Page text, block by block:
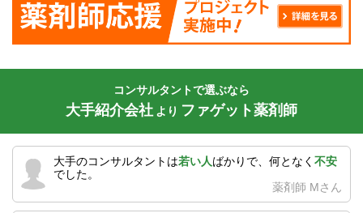
コンサルタントで選ぶなら
大手紹介会社 より ファゲット薬剤師
大手のコンサルタントは若い人ばかりで、何となく 不安
でした。
薬剤師 Mさん